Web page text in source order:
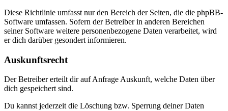
Diese Richtlinie umfasst nur den Bereich der Seiten, die die phpBB-
Software umfassen. Sofern der Betreiber in anderen Bereichen
seiner Software weitere personenbezogene Daten verarbeitet, wird
er dich darüber gesondert informieren.
Auskunftsrecht
Der Betreiber erteilt dir auf Anfrage Auskunft, welche Daten über
dich gespeichert sind.
Du kannst jederzeit die Löschung bzw. Sperrung deiner Daten